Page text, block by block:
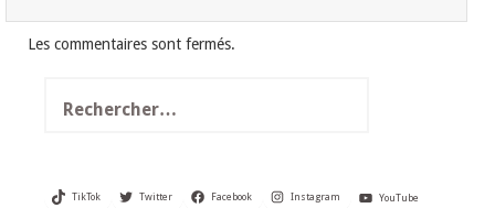
Les commentaires sont fermés.
TikTok Twitter Facebook Instagram YouTube